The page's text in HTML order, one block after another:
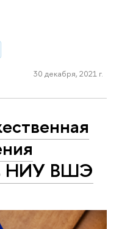
30 декабря, 2021 г.
НИУ ВШЭ